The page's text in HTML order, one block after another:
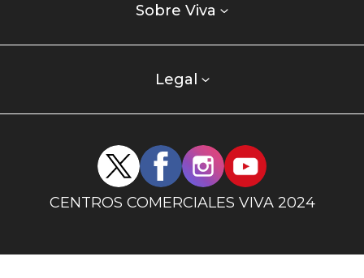
Sobre Viva
Legal
centroCENTROS COMERCIALES VIVA 2024